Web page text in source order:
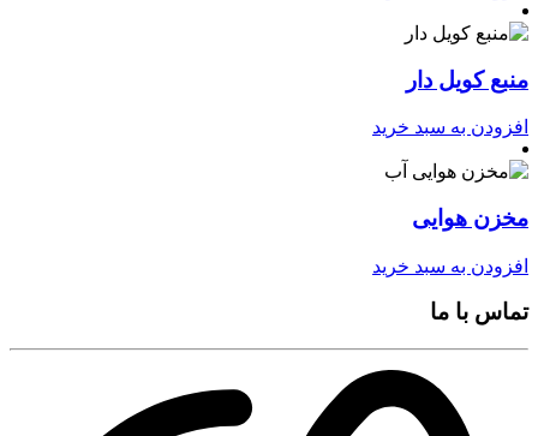
منبع کویل دار
افزودن به سبد خرید
مخزن هوایی
افزودن به سبد خرید
تماس با ما